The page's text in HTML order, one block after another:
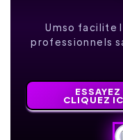
Umso facilite
professionnels
CLIQUEZ